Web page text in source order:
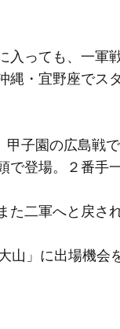
入っても、一軍
縄・宜野座でス
子園の広島戦
で登場。２番手
た二軍へと戻さ
山」に出場機会